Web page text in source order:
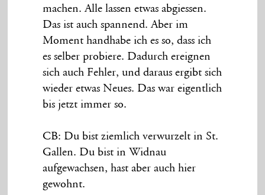
machen. Alle lassen etwas abgiessen.
Das ist auch spannend. Aber im
Moment handhabe ich es so, dass ich
es selber probiere. Dadurch ereignen
sich auch Fehler, und daraus ergibt sich
wieder etwas Neues. Das war eigentlich
bis jetzt immer so.
CB: Du bist ziemlich verwurzelt in St.
Gallen. Du bist in Widnau
aufgewachsen, hast aber auch hier
gewohnt.